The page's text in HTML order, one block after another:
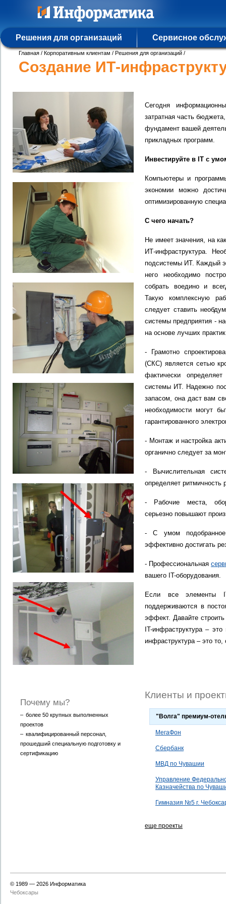
Решения для организаций Сервисное
Главная / Корпоративным клиентам / Решения для организаций /
Создание ИТ-
Почему мы?
– более 50 крупных выполненных
проектов
– квалифицированный персонал,
прошедший специальную подготовку и
сертификацию
Сегодня
затратная часть
фундамент вашей
прикладных программ.
Инвестируйте в IT с
Компьютеры и
экономии можно
оптимизированную
С чего начать?
Не имеет значения, на
ИТ-инфраструктура.
подсистемы ИТ. Каждый
него необходимо
собрать воедино и
Такую комплексную
следует ставить
системы предприятия -
на основе лучших
- Грамотно
(СКС) является сетью
фактически
системы ИТ. Надежно
запасом, она даст вам
необходимости могут
гарантированного
- Монтаж и настройка
органично следует за
- Вычислительная
определяет ритмичность
- Рабочие места,
серьезно повышают
- С умом
эффективно достигать
- Профессиональная
вашего IT-оборудования.
Если все элементы
поддерживаются в
эффект. Давайте
IT-инфраструктура –
инфраструктура – это
Клиенты и
"Волга" премиум-
МегаФон
Сбербанк
МВД по Чувашии
Управление
Казначейства по
Гимназия №5 г.
еще проекты
© 1989 — 2026 Информатика
Чебоксары